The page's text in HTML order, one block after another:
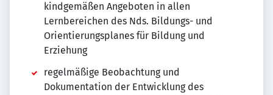
kindgemäßen Angeboten in allen
Lernbereichen des Nds. Bildungs- und
Orientierungsplanes für Bildung und
Erziehung
regelmäßige Beobachtung und
Dokumentation der Entwicklung des